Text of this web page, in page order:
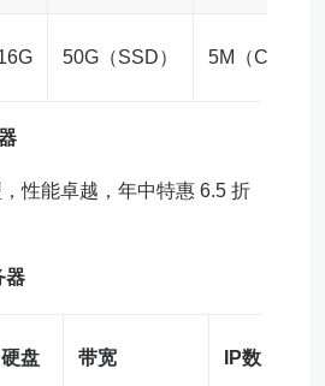
50G（SSD） 5M（CN2）
性能卓越，年中特惠 6.5 折
器
硬盘 带宽 IP数